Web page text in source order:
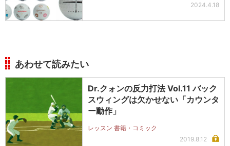
2024.4.18
あわせて読みたい
Dr.クォンの反力打法 Vol.11 バック
スウィングは欠かせない「カウンタ
ー動作」
レッスン 書籍・コミック
2019.8.12